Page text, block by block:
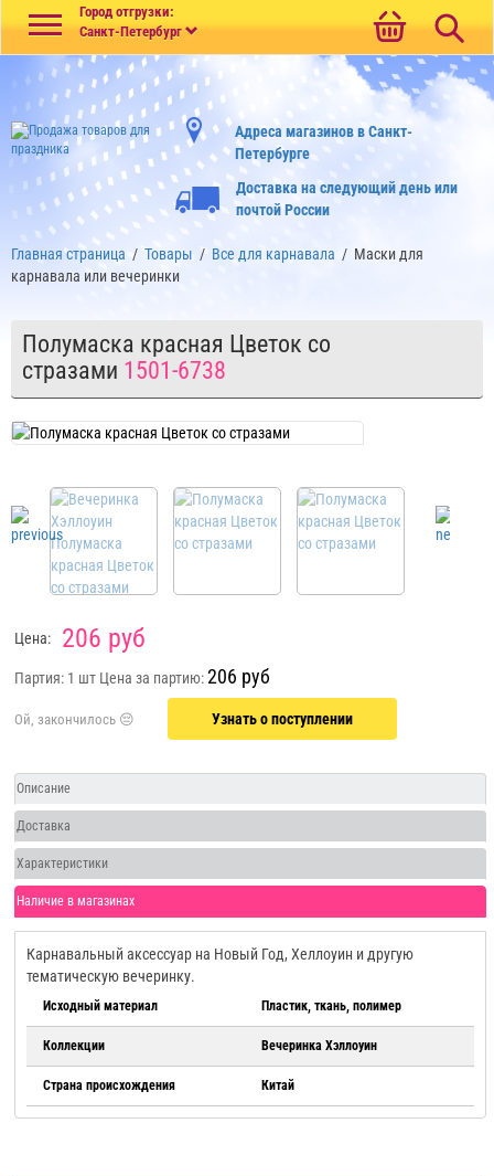
Город отгрузки:
Санкт-Петербург
Адреса магазинов в Санкт-
Петербурге
Доставка на следующий день или
почтой России
Главная страница / Товары / Все для карнавала / Маски для
карнавала или вечеринки
Полумаска красная Цветок со
стразами 1501-6738
Цена: 206 руб
Партия: 1 шт Цена за партию:206 руб
Узнать о поступлении
Описание
Доставка
Характеристики
Наличие в магазинах
Карнавальный аксессуар на Новый Год, Хеллоуин и другую
тематическую вечеринку.
Исходный материал Пластик, ткань, полимер
Коллекции Вечеринка Хэллоуин
Страна происхождения Китай